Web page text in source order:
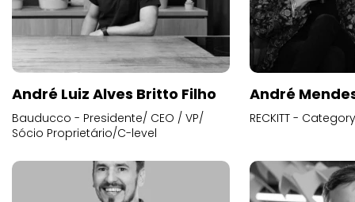
André Luiz Alves Britto Filho
Bauducco - Presidente/ CEO / VP/
Sócio Proprietário/C-level
André
RECKITT -